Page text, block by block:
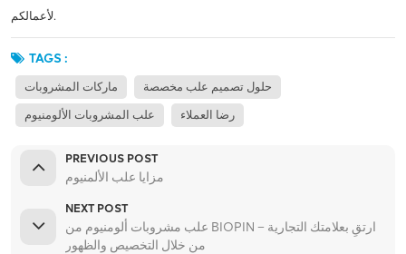
لأعمالكم.
TAGS :
ماركات المشروبات حلول تصميم علب مخصصة
علب المشروبات الألومنيوم رضا العملاء
PREVIOUS POST
مزايا علب الألمنيوم
NEXT POST
علب مشروبات ألومنيوم من BIOPIN – ارتقِ بعلامتك التجارية
من خلال التخصيص والظهور